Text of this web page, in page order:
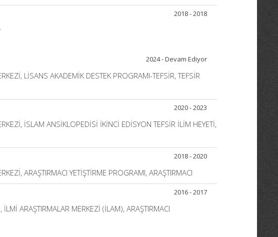
2018 - 2018
2024 - Devam Ediyor
LİSANS AKADEMİK DESTEK PROGRAMI-TEFSİR, TEFSİR
2020 - 2023
İSLAM ANSİKLOPEDİSİ İKİNCİ EDİSYON TEFSİR İLİM HEYETİ,
2018 - 2020
ARAŞTIRMACI YETİŞTİRME PROGRAMI, ARAŞTIRMACI
2016 - 2017
ARAŞTIRMALAR MERKEZİ (İLAM), ARAŞTIRMACI